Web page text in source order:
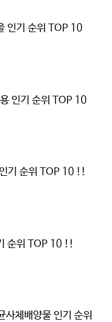
인기 순위 TOP 10
인기 순위 TOP 10
기 순위 TOP 10 !!
순위 TOP 10 !!
사체배양물 인기 순위